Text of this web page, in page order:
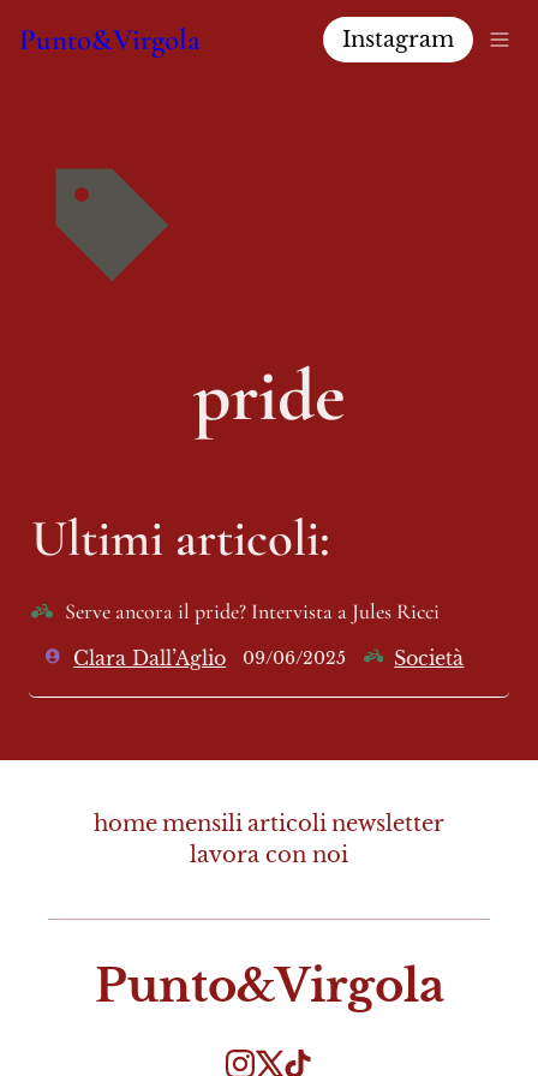
Punto&Virgola Instagram
pride
Ultimi articoli:
Serve ancora il pride? Intervista a Jules Ricci
Clara Dall’Aglio 09/06/2025 Società
Punto&Virgola
homemensiliarticolinewsletter
lavora con noi